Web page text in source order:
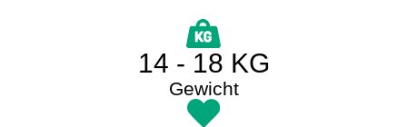
14 - 18 KG
Gewicht